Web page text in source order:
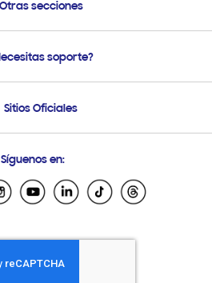
Otras secciones
Soporte
de Compra
soporte?
vía eMail
Sitios Oficiales
Ecuador
El Salvador
Honduras
Nicaragua
Síguenos en: